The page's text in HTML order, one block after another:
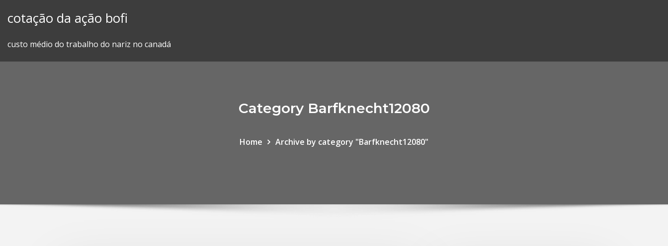
cotação da ação bofi
custo médio do trabalho do nariz no canadá
Category Barfknecht12080
Home Archive by category "Barfknecht12080"